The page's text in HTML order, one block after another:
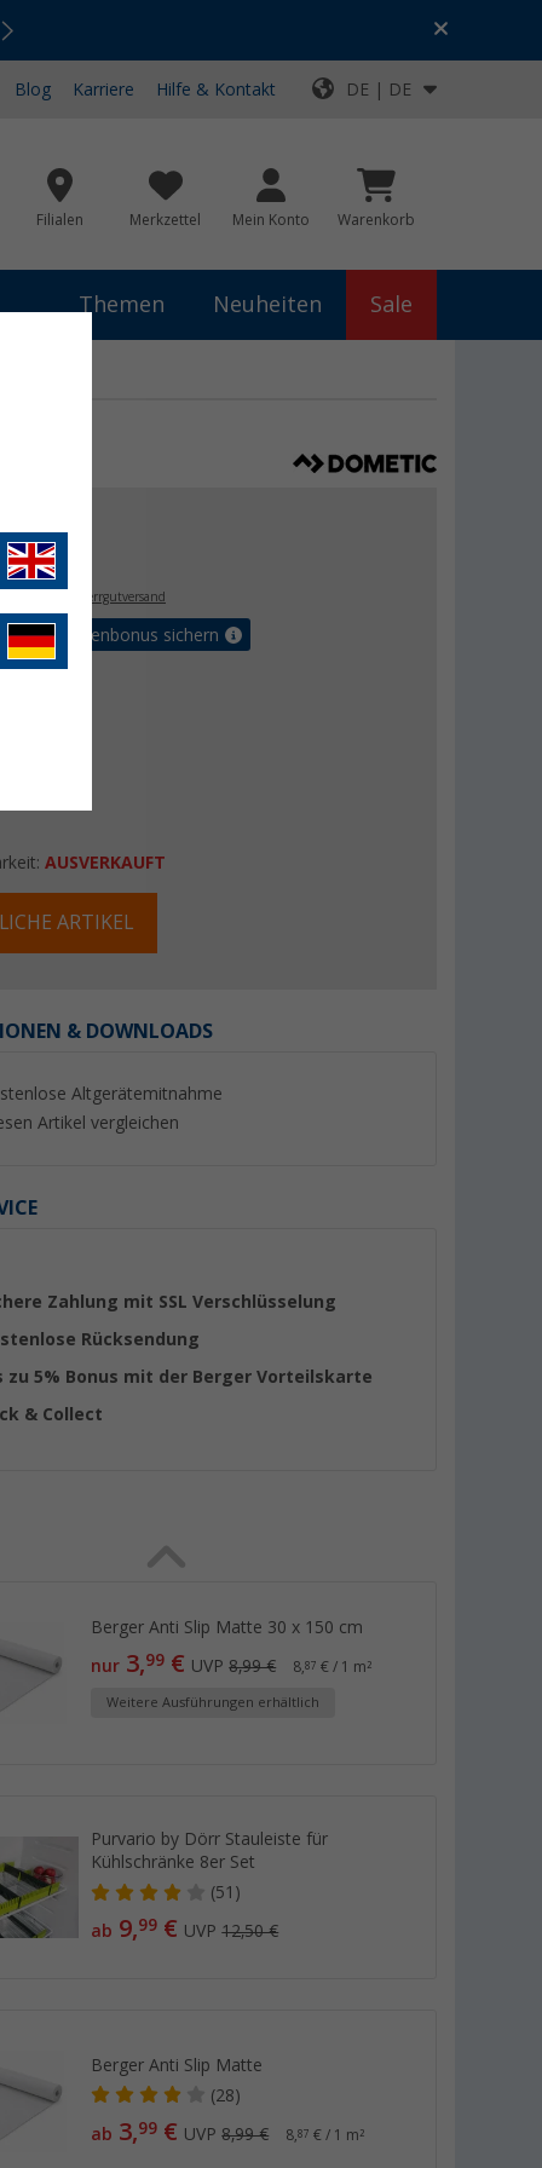
Top-Deals für dein Abenteuer!
Blog Karriere Hilfe & Kontakt DE | DE
Filialen Merkzettel Mein Konto Warenkorb
Themen Neuheiten Sale
61 Liter
€
zzgl. Sperrgutversand
Vorteilskartenbonus sichern
AUSVERKAUFT
ARTIKEL
& DOWNLOADS
Altgerätemitnahme
Artikel vergleichen
Zahlung mit SSL Verschlüsselung
Rücksendung
zu 5% Bonus mit der Berger Vorteilskarte
& Collect
Berger Anti Slip Matte 30 x 150 cm
nur 3,99 € UVP8,99 € 8,87 € / 1 m²
Weitere Ausführungen erhältlich
Purvario by Dörr Stauleiste für
Kühlschränke 8er Set
(51)
ab 9,99 € UVP12,50 €
Berger Anti Slip Matte
(28)
ab 3,99 € UVP8,99 € 8,87 € / 1 m²
12V 24V
UVP 319,- €